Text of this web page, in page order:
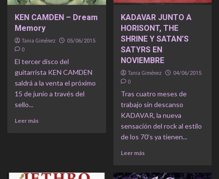
KEN CAMDEN – Dream
Memory
Tania Giménez 05/06/2015
0
El tercer disco del
guitarrista KEN CAMDEN
saldrá a la venta el próximo
15 de junio a través del
sello...
Leer más
KADAVAR JUNTO A
HORISONT, THE
SHRINE Y SATAN’S
SATYRS EN
NOVIEMBRE
Tania Giménez 04/06/2015
0
Tras cuatro meses de
trabajo sin descanso
KADAVAR, la nueva
sensación del rock al estilo
de los 70’s ya tienen...
Leer más